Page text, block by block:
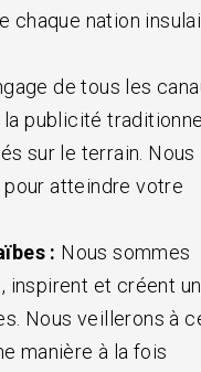
chaque nation
de tous les
publicité
sur le terrain. Nous
atteindre votre
: Nous sommes
inspirent et créent un
Nous veillerons à
manière à la fois